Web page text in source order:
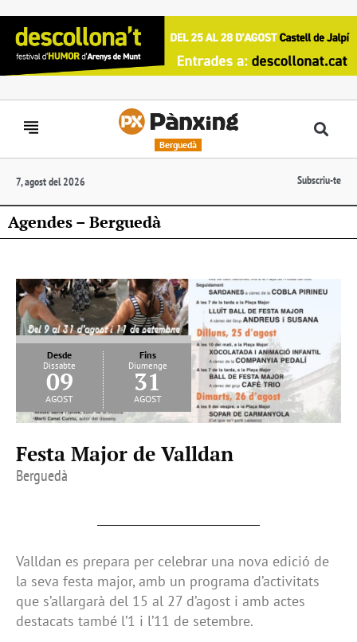
Berguedà
7, agost del 2026 Subscriu-te
Agendes – Berguedà
Desde
Dissabte
09
agost
Fins
Diumenge
31
agost
Festa Major de Valldan
Berguedà
Valldan es prepara per celebrar una nova edició de
la seva festa major, amb un programa d’activitats
que s’allargarà del 15 al 27 d’agost i amb actes
destacats també l’1 i l’11 de setembre.